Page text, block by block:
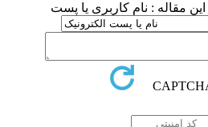
مقاله : نام کاربری یا پست